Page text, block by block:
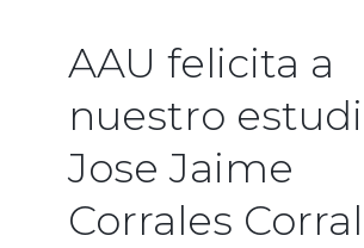
AAU felicita a
nuestro
Jose Jaime
Corrales